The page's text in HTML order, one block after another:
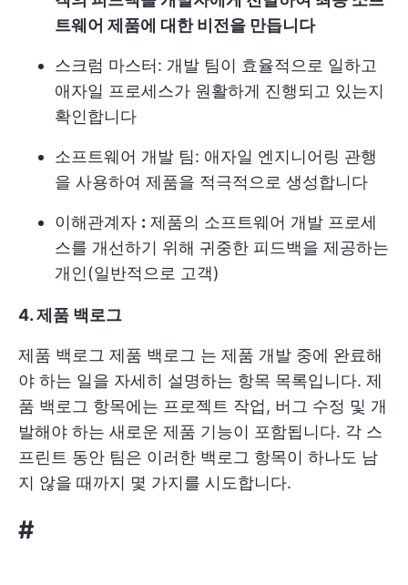
트웨어 제품에 대한 비전을 만듭니다
스크럼 마스터: 개발 팀이 효율적으로 일하고
애자일 프로세스가 원활하게 진행되고 있는지
확인합니다
소프트웨어 개발 팀: 애자일 엔지니어링 관행
을 사용하여 제품을 적극적으로 생성합니다
이해관계자 : 제품의 소프트웨어 개발 프로세
스를 개선하기 위해 귀중한 피드백을 제공하는
개인(일반적으로 고객)
4. 제품 백로그
제품 백로그 제품 백로그 는 제품 개발 중에 완료해
야 하는 일을 자세히 설명하는 항목 목록입니다. 제
품 백로그 항목에는 프로젝트 작업, 버그 수정 및 개
발해야 하는 새로운 제품 기능이 포함됩니다. 각 스
프린트 동안 팀은 이러한 백로그 항목이 하나도 남
지 않을 때까지 몇 가지를 시도합니다.
#